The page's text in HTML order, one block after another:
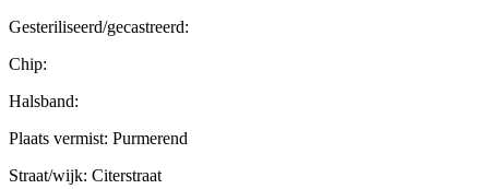
Gesteriliseerd/gecastreerd:
Chip:
Halsband:
Plaats vermist: Purmerend
Straat/wijk: Citerstraat